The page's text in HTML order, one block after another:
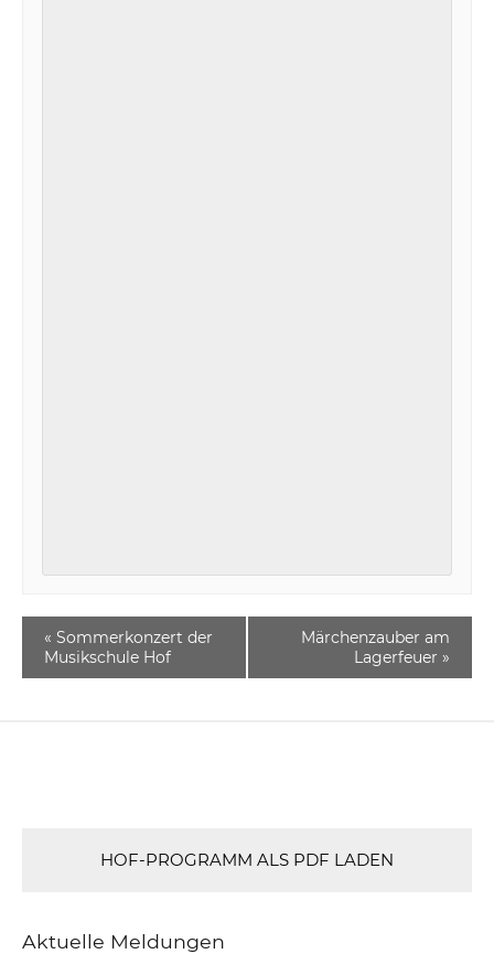
« Sommerkonzert der
Musikschule Hof
Märchenzauber am
Lagerfeuer »
HOF-PROGRAMM ALS PDF LADEN
Aktuelle Meldungen